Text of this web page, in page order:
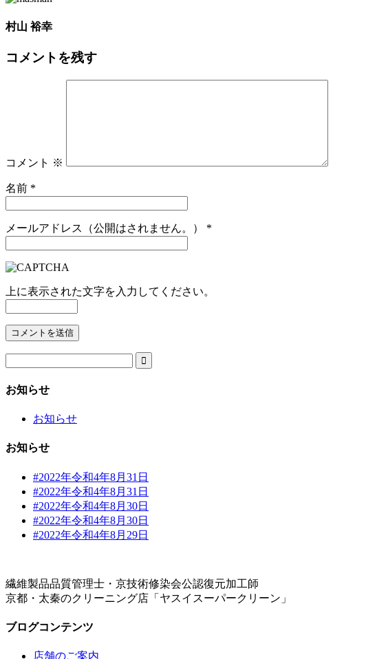
村山 裕幸
コメントを残す
コメント ※
名前 *
メールアドレス（公開はされません。） *
上に表示された文字を入力してください。

お知らせ
お知らせ
お知らせ
#2022年令和4年8月31日
#2022年令和4年8月31日
#2022年令和4年8月30日
#2022年令和4年8月30日
#2022年令和4年8月29日
繊維製品品質管理士・京技術修染会公認復元加工師
京都・太秦のクリーニング店「ヤスイスーパークリーン」
ブログコンテンツ
店舗のご案内